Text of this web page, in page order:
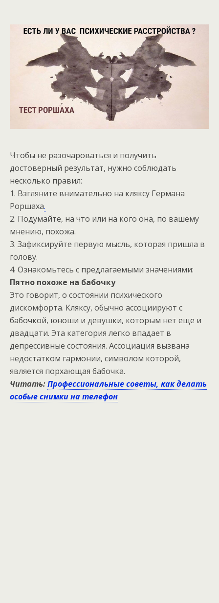
Чтобы не разочароваться и получить
достоверный результат, нужно соблюдать
несколько правил:
1. Взгляните внимательно на кляксу Германа
Роршаха.
2. Подумайте, на что или на кого она, по вашему
мнению, похожа.
3. Зафиксируйте первую мысль, которая пришла в
голову.
4. Ознакомьтесь с предлагаемыми значениями:
Пятно похоже на бабочку
Это говорит, о состоянии психического
дискомфорта. Кляксу, обычно ассоциируют с
бабочкой, юноши и девушки, которым нет еще и
двадцати. Эта категория легко впадает в
депрессивные состояния. Ассоциация вызвана
недостатком гармонии, символом которой,
является порхающая бабочка.
Читать:Профессиональные советы, как делать
особые снимки на телефон